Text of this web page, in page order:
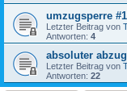
umzugsperre
Letzter Beitrag von
Antworten: 4
absoluter
Letzter Beitrag von
Antworten: 22